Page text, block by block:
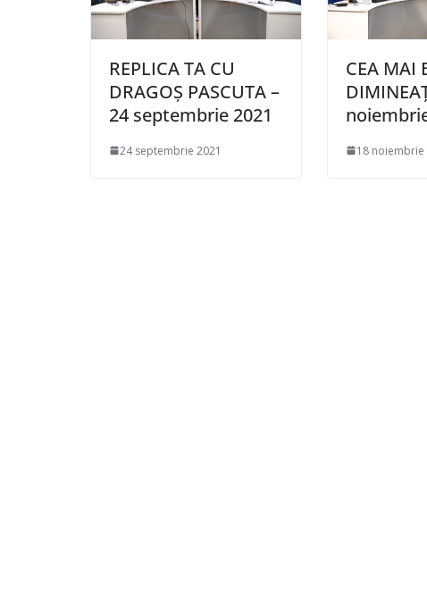
REPLICA TA CU
DRAGOȘ PASCUTA –
24 septembrie 2021
24 septembrie 2021
CEA MAI
18 noiembrie